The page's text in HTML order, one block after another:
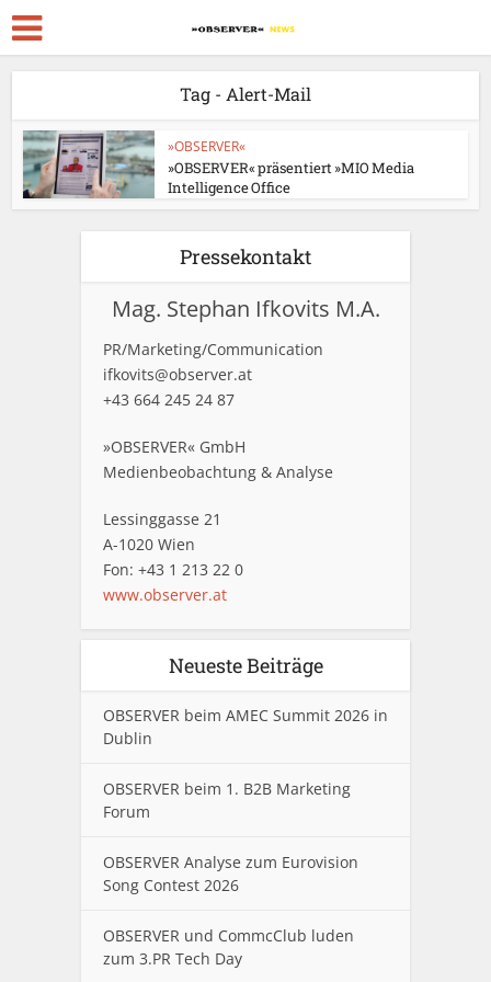
Tag - Alert-Mail
»OBSERVER«
»OBSERVER« präsentiert »MIO Media
Intelligence Office
Pressekontakt
Mag. Stephan Ifkovits M.A.
PR/Marketing/Communication
ifkovits@observer.at
+43 664 245 24 87
»OBSERVER« GmbH
Medienbeobachtung & Analyse
Lessinggasse 21
A-1020 Wien
Fon: +43 1 213 22 0
www.observer.at
Neueste Beiträge
OBSERVER beim AMEC Summit 2026 in
Dublin
OBSERVER beim 1. B2B Marketing
Forum
OBSERVER Analyse zum Eurovision
Song Contest 2026
OBSERVER und CommcClub luden
zum 3.PR Tech Day